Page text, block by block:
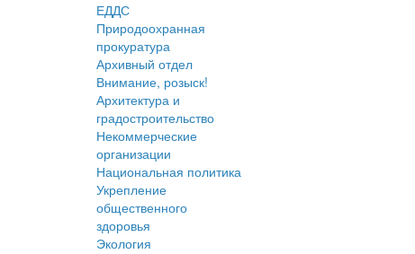
ЕДДС
Природоохранная
прокуратура
Архивный отдел
Внимание, розыск!
Архитектура и
градостроительство
Некоммерческие
организации
Национальная политика
Укрепление
общественного
здоровья
Экология